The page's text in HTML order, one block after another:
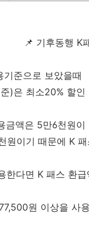
📌 기후동행 K
준으로 보았을때
)은 최소20% 할
금액은 5만6천원이
원이기 때문에 K
한다면 K 패스 환
원 이상을 사